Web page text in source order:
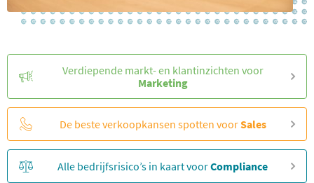
Verdiepende markt- en klantinzichten voor
Marketing
De beste verkoopkansen spotten voorSales
Alle bedrijfsrisico’s in kaart voorCompliance